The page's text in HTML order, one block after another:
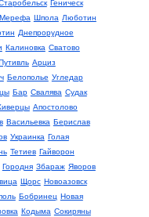
Геническ
Мерефа Шпола Люботин
Днепрорудное
Калиновка Сватово
Арциз
Белополье Угледар
Бар Свалява Судак
Апостолово
Васильевка Берислав
Украинка Голая
Тетиев Гайворон
Городня Збараж Яворов
Щорс Новоазовск
Бобринец Новая
Кодыма Сокиряны